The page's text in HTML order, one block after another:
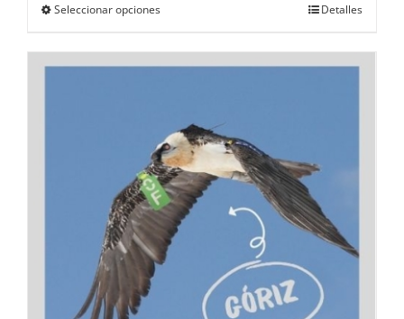
Seleccionar opciones
múltiples
opciones
se
pueden
elegir
en
la
página
de
producto
Detalles